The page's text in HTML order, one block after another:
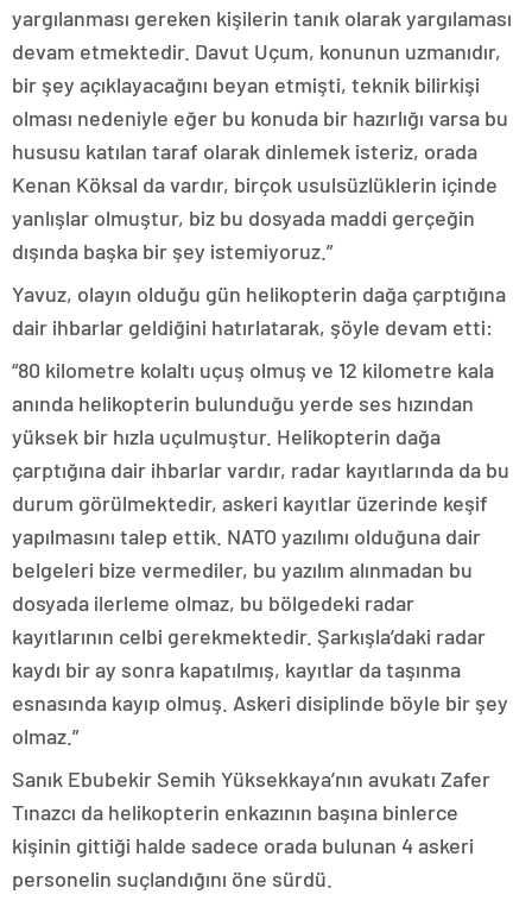
yargılanması gereken kişilerin tanık olarak yargılaması
devam etmektedir. Davut Uçum, konunun uzmanıdır,
bir şey açıklayacağını beyan etmişti, teknik bilirkişi
olması nedeniyle eğer bu konuda bir hazırlığı varsa bu
hususu katılan taraf olarak dinlemek isteriz, orada
Kenan Köksal da vardır, birçok usulsüzlüklerin içinde
yanlışlar olmuştur, biz bu dosyada maddi gerçeğin
dışında başka bir şey istemiyoruz.”
Yavuz, olayın olduğu gün helikopterin dağa çarptığına
dair ihbarlar geldiğini hatırlatarak, şöyle devam etti:
“80 kilometre kolaltı uçuş olmuş ve 12 kilometre kala
anında helikopterin bulunduğu yerde ses hızından
yüksek bir hızla uçulmuştur. Helikopterin dağa
çarptığına dair ihbarlar vardır, radar kayıtlarında da bu
durum görülmektedir, askeri kayıtlar üzerinde keşif
yapılmasını talep ettik. NATO yazılımı olduğuna dair
belgeleri bize vermediler, bu yazılım alınmadan bu
dosyada ilerleme olmaz, bu bölgedeki radar
kayıtlarının celbi gerekmektedir. Şarkışla’daki radar
kaydı bir ay sonra kapatılmış, kayıtlar da taşınma
esnasında kayıp olmuş. Askeri disiplinde böyle bir şey
olmaz.”
Sanık Ebubekir Semih Yüksekkaya’nın avukatı Zafer
Tınazcı da helikopterin enkazının başına binlerce
kişinin gittiği halde sadece orada bulunan 4 askeri
personelin suçlandığını öne sürdü.